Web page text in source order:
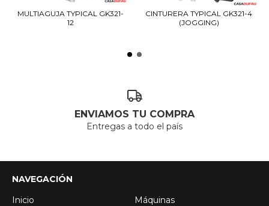
MULTIAGUJA TYPICAL GK321-
12
CINTURERA TYPICAL GK321-4
(JOGGING)
ENVIAMOS TU COMPRA
Entregas a todo el país
NAVEGACIÓN
Inicio
Máquinas